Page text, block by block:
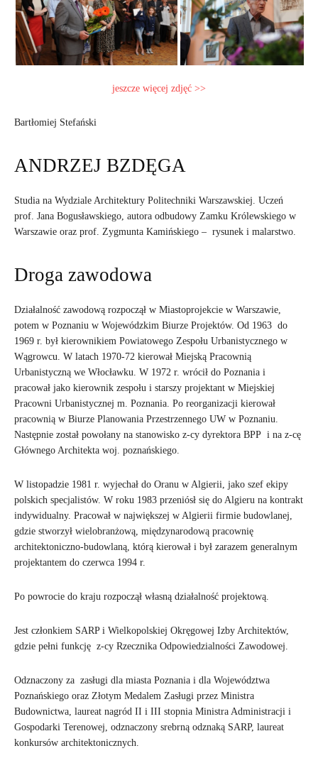
jeszcze więcej zdjęć >>
Bartłomiej Stefański
ANDRZEJ BZDĘGA
Studia na Wydziale Architektury Politechniki Warszawskiej. Uczeń
prof. Jana Bogusławskiego, autora odbudowy Zamku Królewskiego w
Warszawie oraz prof. Zygmunta Kamińskiego – rysunek i malarstwo.
Droga zawodowa
Działalność zawodową rozpoczął w Miastoprojekcie w Warszawie,
potem w Poznaniu w Wojewódzkim Biurze Projektów. Od 1963 do
1969 r. był kierownikiem Powiatowego Zespołu Urbanistycznego w
Wągrowcu. W latach 1970-72 kierował Miejską Pracownią
Urbanistyczną we Włocławku. W 1972 r. wrócił do Poznania i
pracował jako kierownik zespołu i starszy projektant w Miejskiej
Pracowni Urbanistycznej m. Poznania. Po reorganizacji kierował
pracownią w Biurze Planowania Przestrzennego UW w Poznaniu.
Następnie został powołany na stanowisko z-cy dyrektora BPP i na z-cę
Głównego Architekta woj. poznańskiego.
W listopadzie 1981 r. wyjechał do Oranu w Algierii, jako szef ekipy
polskich specjalistów. W roku 1983 przeniósł się do Algieru na kontrakt
indywidualny. Pracował w największej w Algierii firmie budowlanej,
gdzie stworzył wielobranżową, międzynarodową pracownię
architektoniczno-budowlaną, którą kierował i był zarazem generalnym
projektantem do czerwca 1994 r.
Po powrocie do kraju rozpoczął własną działalność projektową.
Jest członkiem SARP i Wielkopolskiej Okręgowej Izby Architektów,
gdzie pełni funkcję z-cy Rzecznika Odpowiedzialności Zawodowej.
Odznaczony za zasługi dla miasta Poznania i dla Województwa
Poznańskiego oraz Złotym Medalem Zasługi przez Ministra
Budownictwa, laureat nagród II i III stopnia Ministra Administracji i
Gospodarki Terenowej, odznaczony srebrną odznaką SARP, laureat
konkursów architektonicznych.